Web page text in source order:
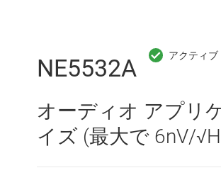
RF とマイクロ波
インターフェ
オーディオ、
NE5532A
オーディオ アプリ
イズ (最大で 6nV/